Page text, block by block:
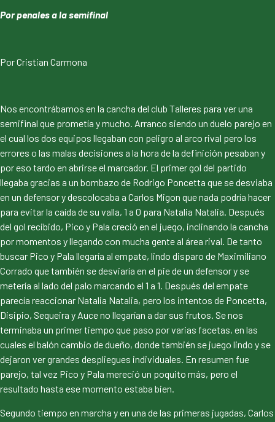
Por penales a la semifinal
Por Cristian Carmona
Nos encontrábamos en la cancha del club Talleres para ver una
semifinal que prometía y mucho. Arranco siendo un duelo parejo en
el cual los dos equipos llegaban con peligro al arco rival pero los
errores o las malas decisiones a la hora de la definición pesaban y
por eso tardo en abrirse el marcador. El primer gol del partido
llegaba gracias a un bombazo de Rodrigo Poncetta que se desviaba
en un defensor y descolocaba a Carlos Migon que nada podría hacer
para evitar la caída de su valla, 1 a 0 para Natalia Natalia. Después
del gol recibido, Pico y Pala creció en el juego, inclinando la cancha
por momentos y llegando con mucha gente al área rival. De tanto
buscar Pico y Pala llegaría al empate, lindo disparo de Maximiliano
Corrado que también se desviaría en el pie de un defensor y se
metería al lado del palo marcando el 1 a 1. Después del empate
parecía reaccionar Natalia Natalia, pero los intentos de Poncetta,
Disipio, Sequeira y Auce no llegarían a dar sus frutos. Se nos
terminaba un primer tiempo que paso por varias facetas, en las
cuales el balón cambio de dueño, donde también se juego lindo y se
dejaron ver grandes despliegues individuales. En resumen fue
parejo, tal vez Pico y Pala mereció un poquito más, pero el
resultado hasta ese momento estaba bien.
Segundo tiempo en marcha y en una de las primeras jugadas, Carlos